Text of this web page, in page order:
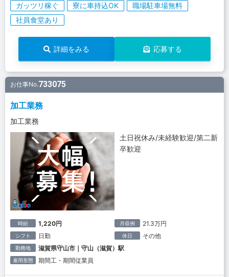
ガッツリ稼ぐ
寮に車持込OK
職場駐車場無料
社員食堂あり
詳細をみる 応募する
お仕事No.733075
加工業務
加工業務
土日祝休み/未経験歓迎/第二新
卒歓迎
時給 1,220円 月収例 21.3万円
シフト 日勤 休日 その他
勤務地 滋賀県守山市｜守山（滋賀）駅
雇用形態 期間工・期間従業員